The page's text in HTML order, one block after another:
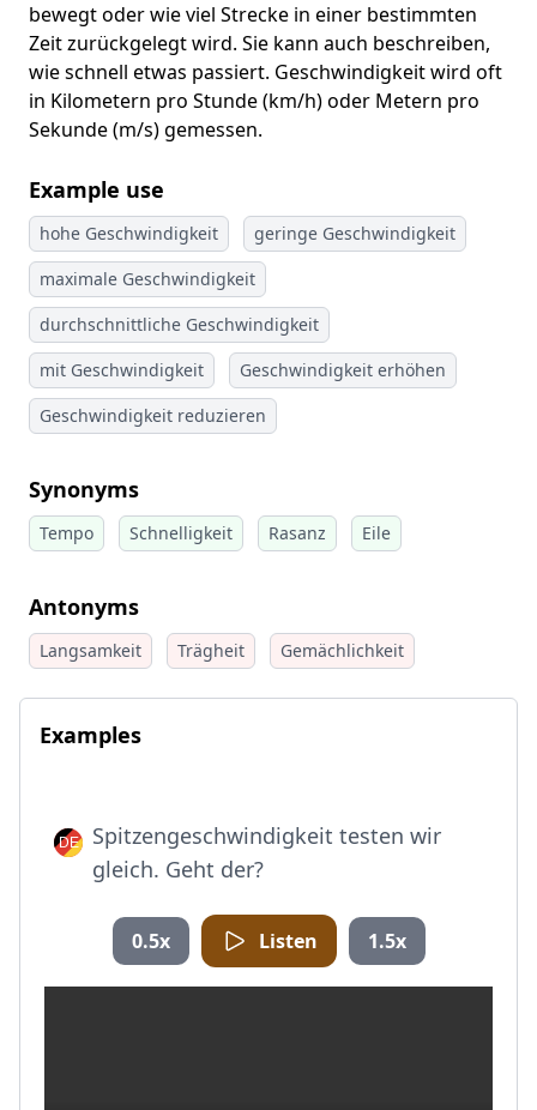
bewegt oder wie viel Strecke in einer bestimmten
Zeit zurückgelegt wird. Sie kann auch beschreiben,
wie schnell etwas passiert. Geschwindigkeit wird oft
in Kilometern pro Stunde (km/h) oder Metern pro
Sekunde (m/s) gemessen.
Example use
hohe Geschwindigkeit
geringe Geschwindigkeit
maximale Geschwindigkeit
durchschnittliche Geschwindigkeit
mit Geschwindigkeit
Geschwindigkeit erhöhen
Geschwindigkeit reduzieren
Synonyms
Tempo Schnelligkeit Rasanz Eile
Antonyms
Langsamkeit Trägheit Gemächlichkeit
Examples
Spitzengeschwindigkeit testen wir
gleich. Geht der?
0.5x Listen 1.5x